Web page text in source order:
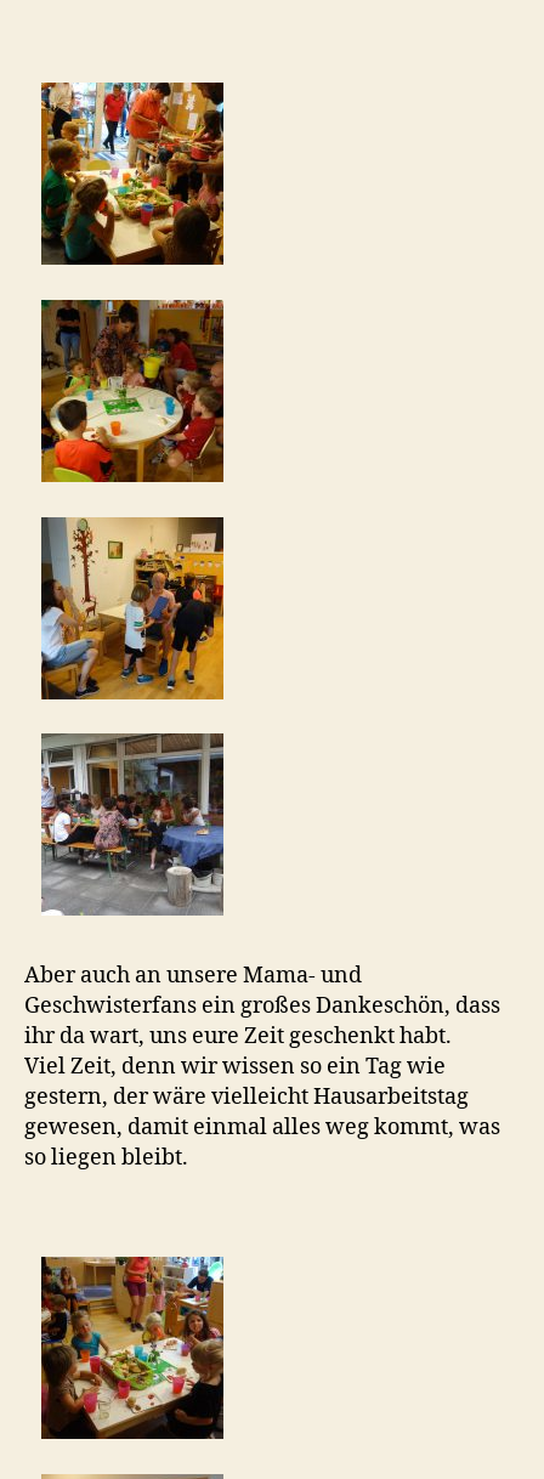
Aber auch an unsere Mama- und
Geschwisterfans ein großes Dankeschön, dass
ihr da wart, uns eure Zeit geschenkt habt.
Viel Zeit, denn wir wissen so ein Tag wie
gestern, der wäre vielleicht Hausarbeitstag
gewesen, damit einmal alles weg kommt, was
so liegen bleibt.